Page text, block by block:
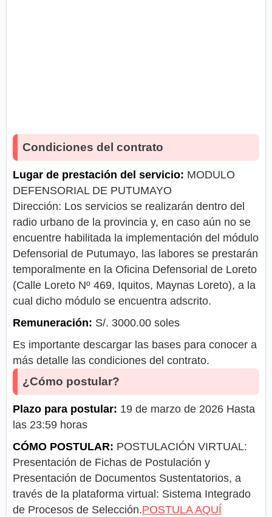
Condiciones del contrato
Lugar de prestación del servicio: MODULO
DEFENSORIAL DE PUTUMAYO
Dirección: Los servicios se realizarán dentro del
radio urbano de la provincia y, en caso aún no se
encuentre habilitada la implementación del módulo
Defensorial de Putumayo, las labores se prestarán
temporalmente en la Oficina Defensorial de Loreto
(Calle Loreto Nº 469, Iquitos, Maynas Loreto), a la
cual dicho módulo se encuentra adscrito.
Remuneración: S/. 3000.00 soles
Es importante descargar las bases para conocer a
más detalle las condiciones del contrato.
¿Cómo postular?
Plazo para postular: 19 de marzo de 2026 Hasta
las 23:59 horas
CÓMO POSTULAR: POSTULACIÓN VIRTUAL:
Presentación de Fichas de Postulación y
Presentación de Documentos Sustentatorios, a
través de la plataforma virtual: Sistema Integrado
de Procesos de Selección.POSTULA AQUÍ